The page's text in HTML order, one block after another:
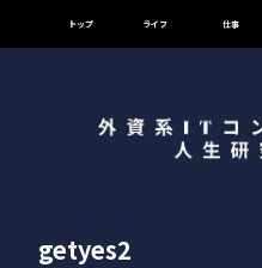
トップ ライフ 仕事
getyes2